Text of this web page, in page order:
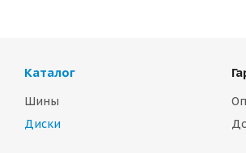
Каталог
Шины
Диски